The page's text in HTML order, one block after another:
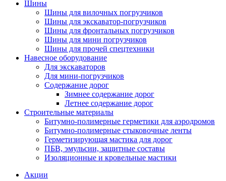
Шины
Шины для вилочных погрузчиков
Шины для экскаватор-погрузчиков
Шины для фронтальных погрузчиков
Шины для мини погрузчиков
Шины для прочей спецтехники
Навесное оборудование
Для экскаваторов
Для мини-погрузчиков
Содержание дорог
Зимнее содержание дорог
Летнее содержание дорог
Строительные материалы
Битумно-полимерные герметики для аэродромов
Битумно-полимерные стыковочные ленты
Герметизирующая мастика для дорог
ПБВ, эмульсии, защитные составы
Изоляционные и кровельные мастики
Акции